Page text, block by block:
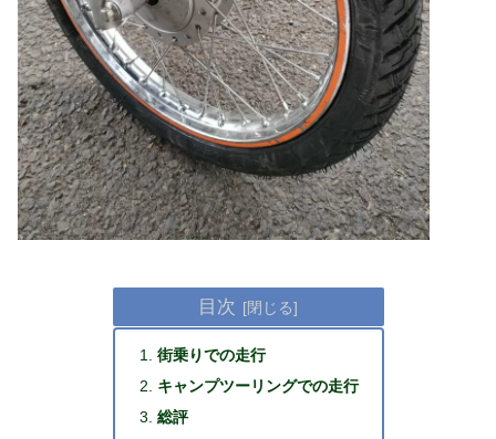
目次
街乗りでの走行
キャンプツーリングでの走行
総評